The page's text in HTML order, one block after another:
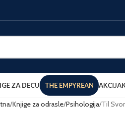
ZA DECU THE EMPYREAN AKCIJA
Knjige za odrasle Psihologija Til